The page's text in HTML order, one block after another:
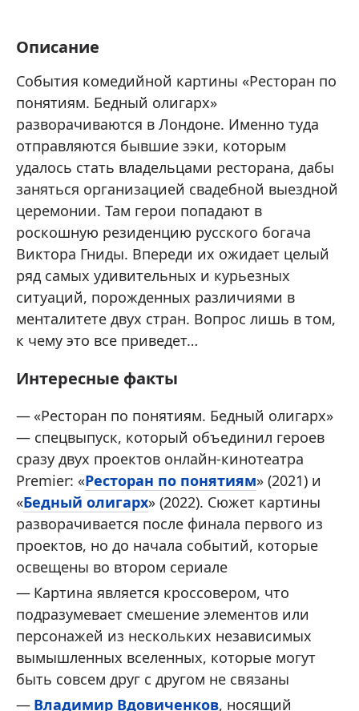
Описание
События комедийной картины «Ресторан по
понятиям. Бедный олигарх»
разворачиваются в Лондоне. Именно туда
отправляются бывшие зэки, которым
удалось стать владельцами ресторана, дабы
заняться организацией свадебной выездной
церемонии. Там герои попадают в
роскошную резиденцию русского богача
Виктора Гниды. Впереди их ожидает целый
ряд самых удивительных и курьезных
ситуаций, порожденных различиями в
менталитете двух стран. Вопрос лишь в том,
к чему это все приведет…
Интересные факты
«Ресторан по понятиям. Бедный олигарх»
— спецвыпуск, который объединил героев
сразу двух проектов онлайн-кинотеатра
Premier: «Ресторан по понятиям» (2021) и
«Бедный олигарх» (2022). Сюжет картины
разворачивается после финала первого из
проектов, но до начала событий, которые
освещены во втором сериале
Картина является кроссовером, что
подразумевает смешение элементов или
персонажей из нескольких независимых
вымышленных вселенных, которые могут
быть совсем друг с другом не связаны
Владимир Вдовиченков, носящий